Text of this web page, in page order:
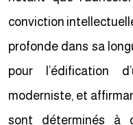
conviction
profonde dans sa
pour l’édification
moderniste, et
sont déterminés à